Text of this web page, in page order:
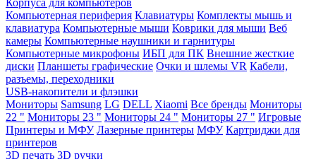
Корпуса для компьютеров
Компьютерная периферия Клавиатуры Комплекты мышь и
клавиатура Компьютерные мыши Коврики для мыши Веб
камеры Компьютерные наушники и гарнитуры
Компьютерные микрофоны ИБП для ПК Внешние жесткие
диски Планшеты графические Очки и шлемы VR Кабели,
разъемы, переходники
USB-накопители и флэшки
Мониторы Samsung LG DELL Xiaomi Все бренды Мониторы
22 " Мониторы 23 " Мониторы 24 " Мониторы 27 " Игровые
Принтеры и МФУ Лазерные принтеры МФУ Картриджи для
принтеров
3D печать 3D ручки